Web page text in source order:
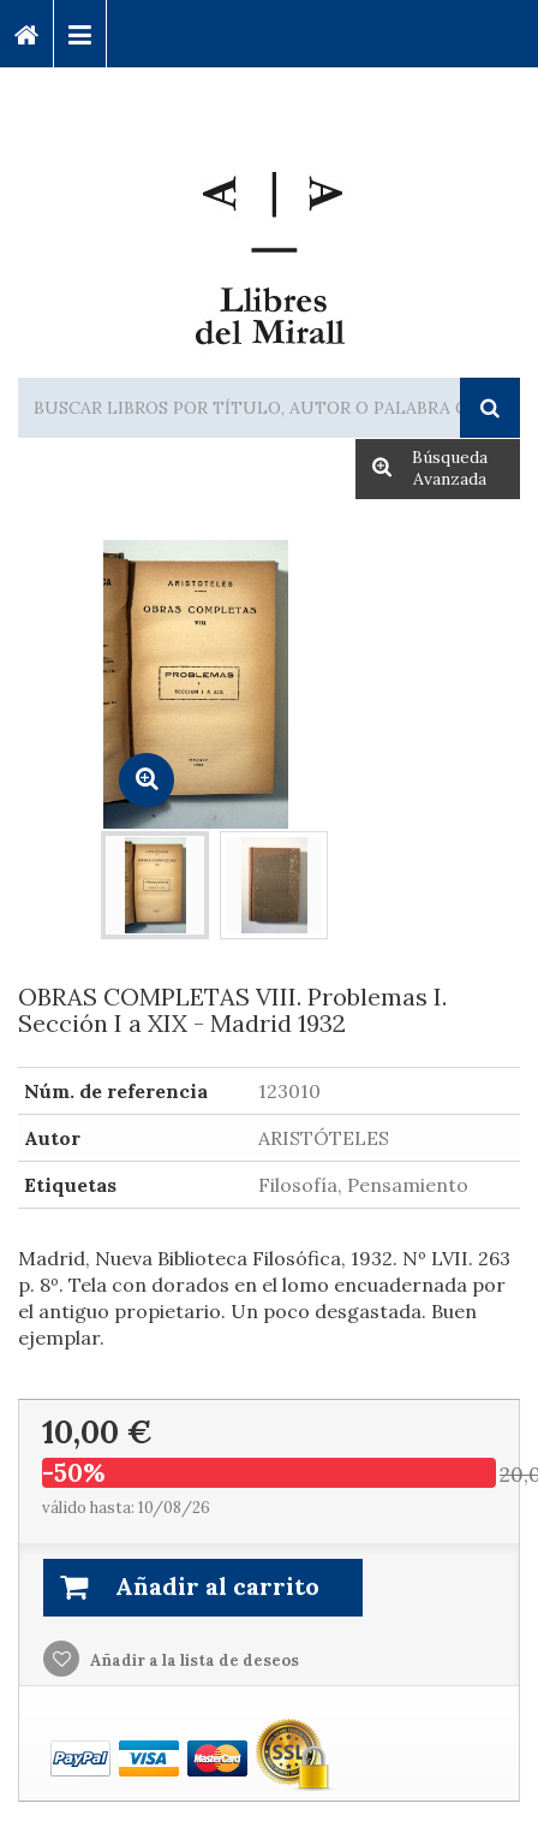
Búsqueda
Avanzada
OBRAS COMPLETAS VIII. Problemas I.
Sección I a XIX - Madrid 1932
Núm. de referencia
123010
Autor
ARISTÓTELES
Etiquetas
Filosofía, Pensamiento
Madrid, Nueva Biblioteca Filosófica, 1932. Nº LVII. 263
p. 8º. Tela con dorados en el lomo encuadernada por
el antiguo propietario. Un poco desgastada. Buen
ejemplar.
10,00 €
-50%
válido hasta: 10/08/26
Añadir al carrito
Añadir a la lista de deseos